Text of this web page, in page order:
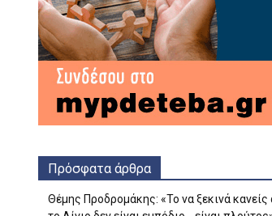
Πρόσφατα άρθρα
Θέμης Προδρομάκης: «Το να ξεκινά κανείς